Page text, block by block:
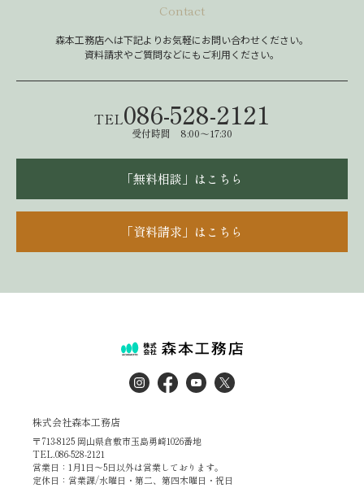
Contact
森本工務店へは下記よりお気軽にお問い合わせください。
資料請求やご質問などにもご利用ください。
TEL086-528-2121
受付時間 8:00～17:30
「無料相談」はこちら
「資料請求」はこちら
株式会社森本工務店
〒713-8125 岡山県倉敷市玉島勇崎1026番地
TEL.086-528-2121
営業日：1月1日～5日以外は営業しております。
定休日：営業課/水曜日・第二、第四木曜日・祝日